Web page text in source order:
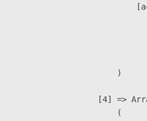
                        )
[4] =>
                        (